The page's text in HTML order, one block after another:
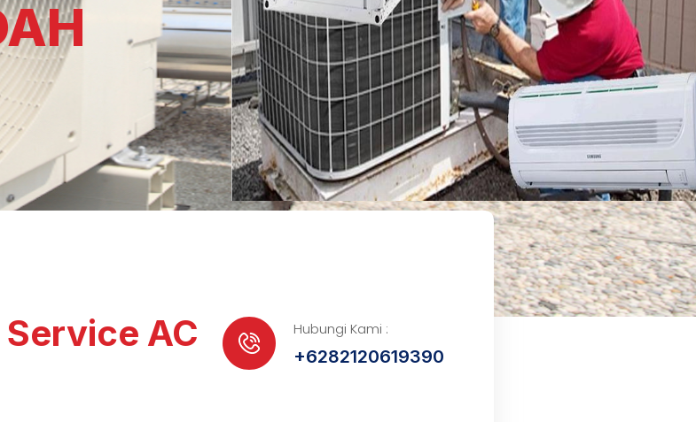
Service AC
Hubungi Kami :
+6282120619390